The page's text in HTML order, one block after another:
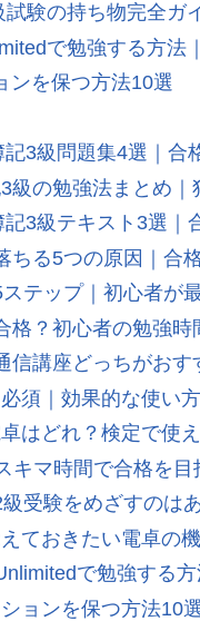
試験の持ち物完全
で勉強する方法
ンを保つ方法10選
記3級問題集4選｜
3級の勉強法まとめ
記3級テキスト3選
ちる5つの原因｜合
テップ｜初心者が
格？初心者の勉強時
信講座どっちがお
須｜効果的な使い
はどれ？検定で使
キマ時間で合格を
受験をめざすのは
えておきたい電卓の
で勉強する
ョンを保つ方法10選